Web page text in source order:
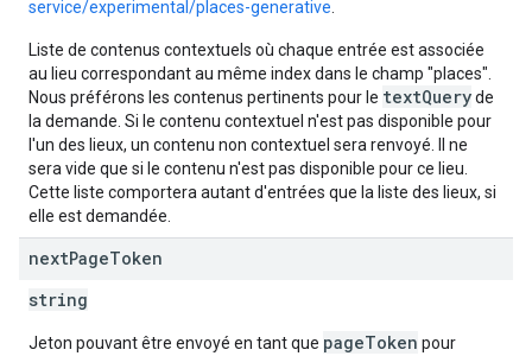
service/experimental/places-generative
Liste de contenus contextuels où chaque entrée est associée
au lieu correspondant au même index dans le champ "places".
Nous préférons les contenus pertinents pour le textQueryde
la demande. Si le contenu contextuel n'est pas disponible pour
l'un des lieux, un contenu non contextuel sera renvoyé. Il ne
sera vide que si le contenu n'est pas disponible pour ce lieu.
Cette liste comportera autant d'entrées que la liste des lieux, si
elle est demandée.
nextPageToken
string
Jeton pouvant être envoyé en tant que pageToken pour